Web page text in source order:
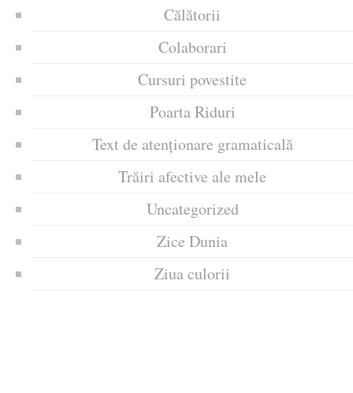
Călătorii
Colaborari
Cursuri povestite
Poarta Riduri
Text de atenționare gramaticală
Trăiri afective ale mele
Uncategorized
Zice Dunia
Ziua culorii